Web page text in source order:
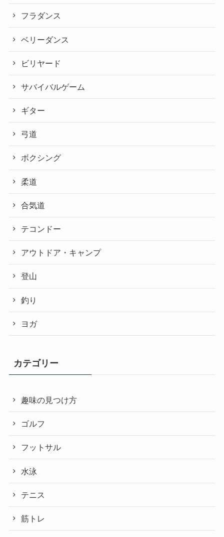
フラダンス
ベリーダンス
ビリヤード
サバイバルゲーム
ギター
弓道
ボクシング
柔道
合気道
テコンドー
アウトドア・キャンプ
登山
釣り
ヨガ
カテゴリー
趣味の見つけ方
ゴルフ
フットサル
水泳
テニス
筋トレ